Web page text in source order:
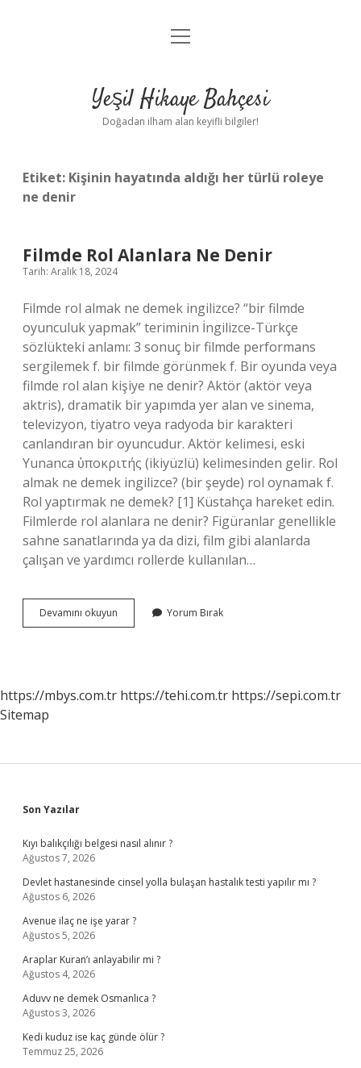
Anasayfa
Yasal Uyarı
menüyü
Yeşil Hikaye Bahçesi
Doğadan ilham alan keyifli bilgiler!
Etiket: Kişinin hayatında aldığı her türlü roleye
ne denir
Filmde Rol Alanlara Ne Denir
Tarih: Aralık 18, 2024
Filmde rol almak ne demek ingilizce? “bir filmde
oyunculuk yapmak” teriminin İngilizce-Türkçe
sözlükteki anlamı: 3 sonuç bir filmde performans
sergilemek f. bir filmde görünmek f. Bir oyunda veya
filmde rol alan kişiye ne denir? Aktör (aktör veya
aktris), dramatik bir yapımda yer alan ve sinema,
televizyon, tiyatro veya radyoda bir karakteri
canlandıran bir oyuncudur. Aktör kelimesi, eski
Yunanca ὑποκριτής (ikiyüzlü) kelimesinden gelir. Rol
almak ne demek ingilizce? (bir şeyde) rol oynamak f.
Rol yaptırmak ne demek? [1] Küstahça hareket edin.
Filmlerde rol alanlara ne denir? Figüranlar genellikle
sahne sanatlarında ya da dizi, film gibi alanlarda
çalışan ve yardımcı rollerde kullanılan…
Devamını okuyun
Rol
Yorum Bırak
https://mbys.com.tr https://tehi.com.tr https://sepi.com.tr
Sitemap
Sidebar
Son Yazılar
Kıyı balıkçılığı belgesi nasıl alınır ?
Ağustos 7, 2026
Devlet hastanesinde cinsel yolla bulaşan hastalık testi yapılır mı ?
Ağustos 6, 2026
Avenue ilaç ne işe yarar ?
Ağustos 5, 2026
Araplar Kuran’ı anlayabilir mi ?
Ağustos 4, 2026
Aduvv ne demek Osmanlıca ?
Ağustos 3, 2026
Kedi kuduz ise kaç günde ölür ?
Temmuz 25, 2026